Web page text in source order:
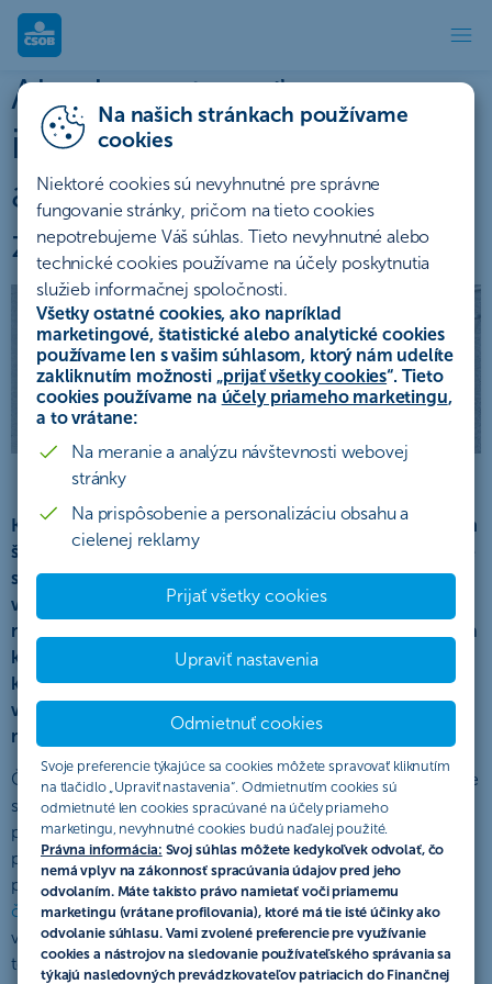
Na našich stránkach používame
cookies
Niektoré cookies sú nevyhnutné pre správne
fungovanie stránky, pričom na tieto cookies
nepotrebujeme Váš súhlas. Tieto nevyhnutné alebo
technické cookies používame na účely poskytnutia
služieb informačnej spoločnosti.
Všetky ostatné cookies, ako napríklad
marketingové, štatistické alebo analytické cookies
používame len s vašim súhlasom, ktorý nám udelíte
zakliknutím možnosti „prijať všetky cookies“. Tieto
cookies používame na účely priameho marketingu,
a to vrátane:
Na meranie a analýzu návštevnosti webovej
stránky
Na prispôsobenie a personalizáciu obsahu a
cielenej reklamy
Prijať všetky cookies
Upraviť nastavenia
Odmietnuť cookies
Svoje preferencie týkajúce sa cookies môžete spravovať kliknutím
na tlačidlo „Upraviť nastavenia“. Odmietnutím cookies sú
odmietnuté len cookies spracúvané na účely priameho
marketingu, nevyhnutné cookies budú naďalej použité.
Právna informácia: Svoj súhlas môžete kedykoľvek odvolať, čo
nemá vplyv na zákonnosť spracúvania údajov pred jeho
odvolaním. Máte takisto právo namietať voči priamemu
marketingu (vrátane profilovania), ktoré má tie isté účinky ako
odvolanie súhlasu. Vami zvolené preferencie pre využívanie
cookies a nástrojov na sledovanie používateľského správania sa
týkajú nasledovných prevádzkovateľov patriacich do Finančnej
Ako investovať: investičné
Ako investovať:
investičné poradenstvo
alebo dobrá rada nad
zlato
Kedysi a nie je to tak dávno to ľudia v našich zemepisných
šírkach mali jednoduché. Finančné produkty bolo možné
spočítať na prstoch rúk a veľmi sa od seba nelíšili. Ak
vynechávame investície do rodinného domu či chaty,
niekoľkých zberateľov umenia, starožitností a veteránov a
kšeftovanie s valutami či predtým tuzexovými bonmi,
klasickí investori v podstate u nás neboli. Od tých čias sa
však situácia zmenila a ponuka finančných produktov a
možnosti investovania sa výrazne rozrástli.
Často sa stretávame s predstavou, že najlepšie hospodárenie
s peniazmi je o tom ako nájsť jeden dokonalý ideálny
produkt, akési perpetuum mobile medzi finančnými
produktami, do ktorého vložíme väčšinu svojich úspor a je
po starostiach. Lenže ideálne produkty neexistujú (
článok Magický investičný trojuholník). Všetky majú svoje
výhody a nevýhody. Správne hospodárenie s peniazmi je o
tom vybrať si tie výhody, ktoré vám najviac vyhovujú a